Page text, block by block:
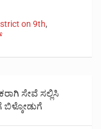
on 9th,
ಸೇವೆ ಸಲ್ಲಿಸಿ
ಬಿಳ್ಕೋಡುಗೆ